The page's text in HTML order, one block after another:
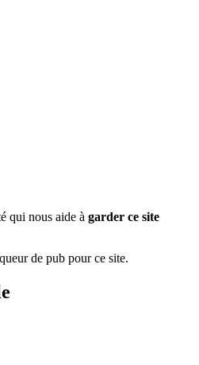
qui nous aide à garder ce site
de pub pour ce site.